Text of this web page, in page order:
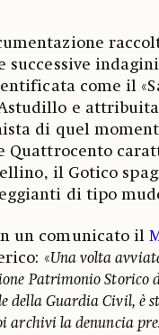
indagini
come il
e
di quel
Quattrocento
il Gotico
di tipo
un comunicato il
«Una volta
Patrimonio Storico
della Guardia Civil, è
archivi la denuncia